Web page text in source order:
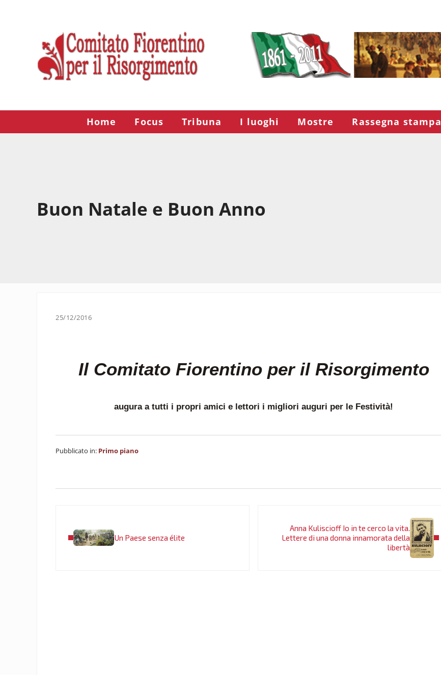
Home Focus Tribuna I luoghi Mostre Rassegna stampa
Buon Natale e Buon Anno
25/12/2016
Il Comitato Fiorentino per il Risorgimento
augura a tutti i propri amici e lettori i migliori auguri per le Festività!
Pubblicato in: Primo piano
Un Paese senza élite
Anna Kuliscioff Io in te cerco la vita.
Lettere di una donna innamorata della
libertà